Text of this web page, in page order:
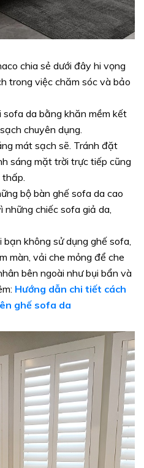
chia sẻ dưới đây hi vọng
trong việc chăm sóc và bảo
sofa da bằng khăn mềm kết
chuyên dụng.
mát sạch sẽ. Tránh đặt
sáng mặt trời trực tiếp cũng
thấp.
bộ bàn ghế sofa da cao
chiếc sofa giả da,
bạn không sử dụng ghế sofa,
màn, vải che mỏng để che
bên ngoài như bụi bẩn và
Hướng dẫn chi tiết cách
ghế sofa da